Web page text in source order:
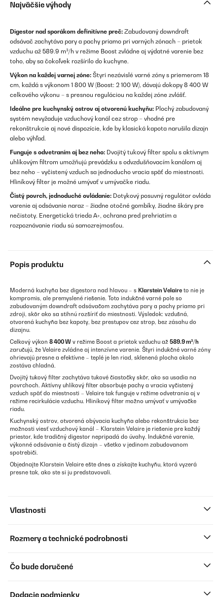
Najväčšie výhody
Digestor nad sporákom definitívne preč: Zabudovaný downdraft
odsávač zachytáva pary a pachy priamo pri varných zónach – prietok
vzduchu až 589.9 m³/h v režime Boost zvládne aj výdatné varenie bez
toho, aby sa čokoľvek rozšírilo do kuchyne.
Výkon na každej varnej zóne: Štyri nezávislé varné zóny s priemerom 18
cm, každá s výkonom 1 800 W (Boost: 2 100 W), dávajú dokopy 8 400 W
celkového výkonu – s presnou reguláciou na každej zóne zvlášť.
Ideálne pre kuchynský ostrov aj otvorenú kuchyňu: Plochý zabudovaný
systém nevyžaduje vzduchový kanál cez strop – vhodné pre
rekonštrukcie aj nové dispozície, kde by klasická kapota narušila dizajn
alebo výhľad.
Funguje s odvetraním aj bez neho: Dvojitý tukový filter spolu s aktívnym
uhlíkovým filtrom umožňujú prevádzku s odvzdušňovacím kanálom aj
bez neho – vyčistený vzduch sa jednoducho vracia späť do miestnosti.
Hliníkový filter je možné umývať v umývačke riadu.
Čistý povrch, jednoduché ovládanie: Dotykový posuvný regulátor ovláda
varenie aj odsávanie naraz – žiadne otočné gombíky, žiadne škáry pre
nečistoty. Energetická trieda A+, ochrana pred prehriatím a
rozpoznávanie riadu sú samozrejmosťou.
Popis produktu
Moderná kuchyňa bez digestora nad hlavou – s Klarstein Velaire to nie je
kompromis, ale premyslené riešenie. Toto indukčné varné pole so
zabudovaným downdraft odsávačom zachytáva pary a pachy priamo pri
zdroji, skôr ako sa stihnú rozšíriť do miestnosti. Výsledok: vzdušná,
otvorená kuchyňa bez kapoty, bez prestupov cez strop, bez zásahu do
dizajnu.
Celkový výkon 8 400 W v režime Boost a prietok vzduchu až 589.9 m³/h
zaručujú, že Velaire zvládne aj intenzívne varenie. Štyri indukčné varné zóny
ohrievajú presne a efektívne – teplé je len riad, sklenená plocha okolo
zostáva chladná.
Dvojitý tukový filter zachytáva tukové čiastočky skôr, ako sa usadia na
povrchoch. Aktívny uhlíkový filter absorbuje pachy a vracia vyčistený
vzduch späť do miestnosti – Velaire tak funguje v režime odvetrania aj v
režime recirkulácie vzduchu. Hliníkový filter možno umývať v umývačke
riadu.
Kuchynský ostrov, otvorená obývacia kuchyňa alebo rekonštrukcia bez
možnosti viesť vzduchový kanál – Klarstein Velaire je riešenie pre každý
priestor, kde tradičný digestor nepripadá do úvahy. Indukčné varenie,
výkonné odsávanie a čistý dizajn – všetko v jedinom zabudovanom
spotrebiči.
Objednajte Klarstein Velaire ešte dnes a získajte kuchyňu, ktorá vyzerá
presne tak, ako ste si ju predstavovali.
Vlastnosti
Rozmery a technické podrobnosti
Čo bude doručené
Dodacie podmienky